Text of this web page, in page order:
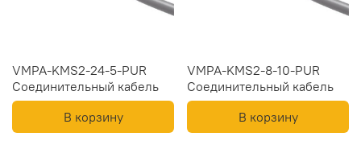
VMPA-KMS2-24-5-PUR
Соединительный кабель
В корзину
VMPA-KMS2-8-10-PUR
Соединительный кабель
В корзину